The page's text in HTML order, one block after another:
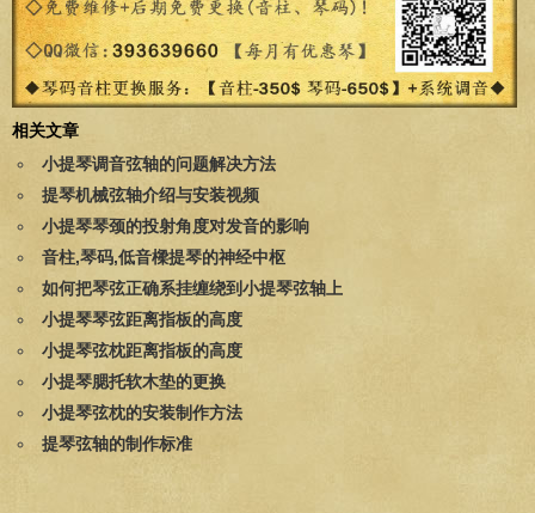
相关文章
小提琴调音弦轴的问题解决方法
提琴机械弦轴介绍与安装视频
小提琴琴颈的投射角度对发音的影响
音柱,琴码,低音樑提琴的神经中枢
如何把琴弦正确系挂缠绕到小提琴弦轴上
小提琴琴弦距离指板的高度
小提琴弦枕距离指板的高度
小提琴腮托软木垫的更换
小提琴弦枕的安装制作方法
提琴弦轴的制作标准